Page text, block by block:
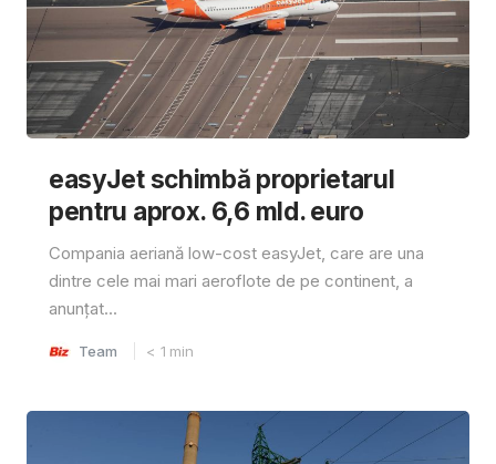
easyJet schimbă proprietarul
pentru aprox. 6,6 mld. euro
Compania aeriană low-cost easyJet, care are una
dintre cele mai mari aeroflote de pe continent, a
anunțat...
Team < 1 min